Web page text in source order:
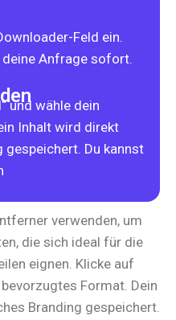
Feld ein.
Anfrage sofort.
und wähle dein
Inhalt wird direkt
gespeichert. Du kannst
verwenden, um
die sich ideal für die
eignen. Klicke auf
Format. Dein
Branding gespeichert.